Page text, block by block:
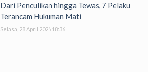
Dari Penculikan hingga Tewas, 7 Pelaku
Terancam Hukuman Mati
Selasa, 28 April 2026 18:36